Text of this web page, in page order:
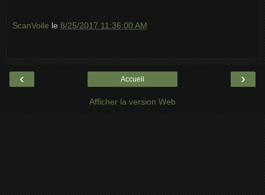
ScanVoile le 8/25/2017 11:36:00 AM
‹ ›
Accueil
Afficher la version Web